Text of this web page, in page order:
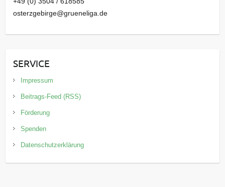
osterzgebirge@grueneliga.de
SERVICE
Impressum
Beitrags-Feed (RSS)
Förderung
Spenden
Datenschutzerklärung